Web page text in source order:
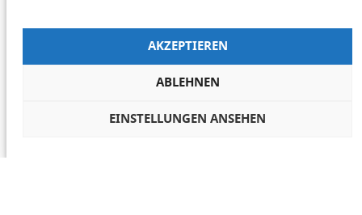
AKZEPTIEREN
ABLEHNEN
EINSTELLUNGEN ANSEHEN